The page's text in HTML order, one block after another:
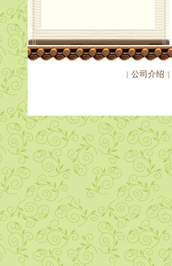
| 公司介绍 |